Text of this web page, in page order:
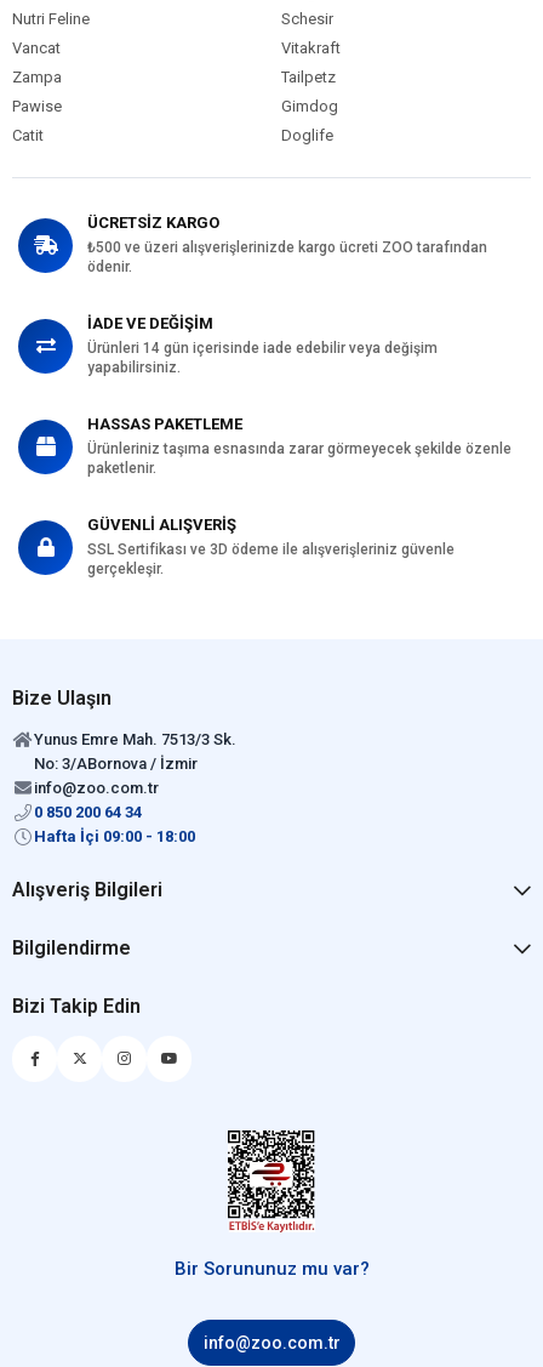
Nutri Feline
Schesir
Vancat
Vitakraft
Zampa
Tailpetz
Pawise
Gimdog
Catit
Doglife
ÜCRETSİZ KARGO
₺500 ve üzeri alışverişlerinizde kargo ücreti ZOO tarafından
ödenir.
İADE VE DEĞİŞİM
Ürünleri 14 gün içerisinde iade edebilir veya değişim
yapabilirsiniz.
HASSAS PAKETLEME
Ürünleriniz taşıma esnasında zarar görmeyecek şekilde özenle
paketlenir.
GÜVENLİ ALIŞVERİŞ
SSL Sertifikası ve 3D ödeme ile alışverişleriniz güvenle
gerçekleşir.
Bize Ulaşın
Yunus Emre Mah. 7513/3 Sk.
No: 3/ABornova / İzmir
info@zoo.com.tr
0 850 200 64 34
Hafta İçi 09:00 - 18:00
Alışveriş Bilgileri
Bilgilendirme
Bizi Takip Edin
Bir Sorununuz mu var?
info@zoo.com.tr